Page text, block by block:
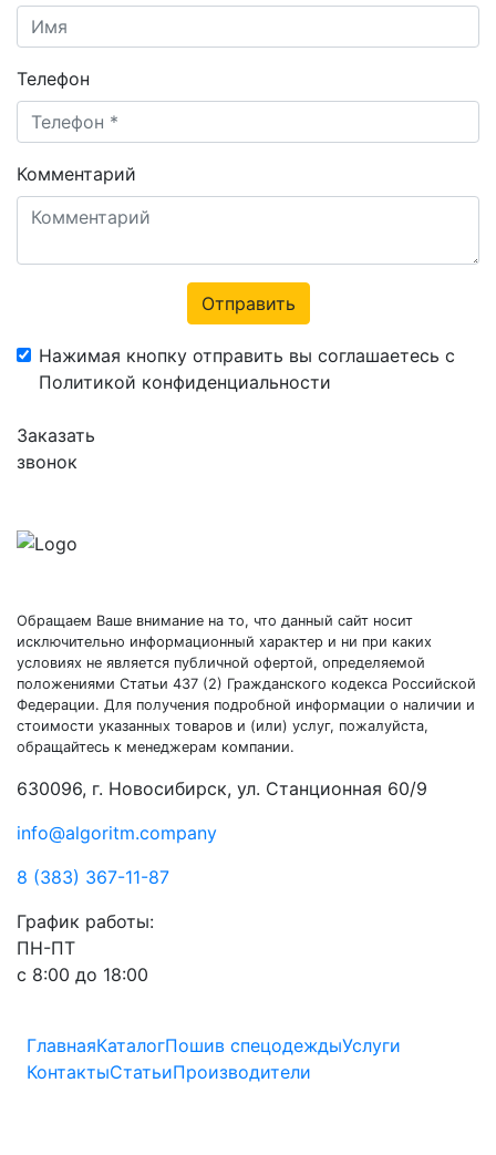
Телефон
Комментарий
Отправить
Нажимая кнопку отправить вы соглашаетесь с
Политикой конфиденциальности
Заказать
звонок
Обращаем Ваше внимание на то, что данный сайт носит
исключительно информационный характер и ни при каких
условиях не является публичной офертой, определяемой
положениями Статьи 437 (2) Гражданского кодекса Российской
Федерации. Для получения подробной информации о наличии и
стоимости указанных товаров и (или) услуг, пожалуйста,
обращайтесь к менеджерам компании.
630096, г. Новосибирск, ул. Станционная 60/9
info@algoritm.company
8 (383) 367-11-87
График работы:
ПН-ПТ
с 8:00 до 18:00
ГлавнаяКаталогПошив спецодеждыУслуги
КонтактыСтатьиПроизводители